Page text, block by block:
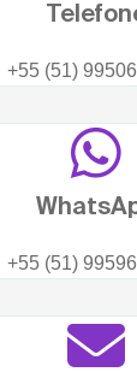
+55 (51)
+55 (51)